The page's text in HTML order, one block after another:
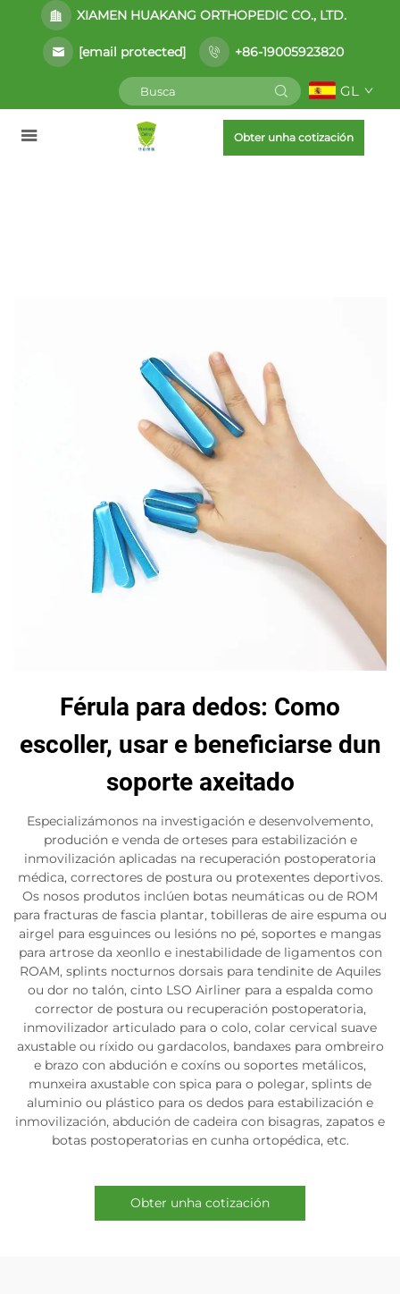
XIAMEN HUAKANG ORTHOPEDIC CO., LTD.
[email protected] +86-19005923820
GL
Obter unha cotización
Férula para dedos: Como
escoller, usar e beneficiarse dun
soporte axeitado
Especializámonos na investigación e desenvolvemento,
produción e venda de orteses para estabilización e
inmovilización aplicadas na recuperación postoperatoria
médica, correctores de postura ou protexentes deportivos.
Os nosos produtos inclúen botas neumáticas ou de ROM
para fracturas de fascia plantar, tobilleras de aire espuma ou
airgel para esguinces ou lesións no pé, soportes e mangas
para artrose da xeonllo e inestabilidade de ligamentos con
ROAM, splints nocturnos dorsais para tendinite de Aquiles
ou dor no talón, cinto LSO Airliner para a espalda como
corrector de postura ou recuperación postoperatoria,
inmovilizador articulado para o colo, colar cervical suave
axustable ou ríxido ou gardacolos, bandaxes para ombreiro
e brazo con abdución e coxíns ou soportes metálicos,
munxeira axustable con spica para o polegar, splints de
aluminio ou plástico para os dedos para estabilización e
inmovilización, abdución de cadeira con bisagras, zapatos e
botas postoperatorias en cunha ortopédica, etc.
Obter unha cotización